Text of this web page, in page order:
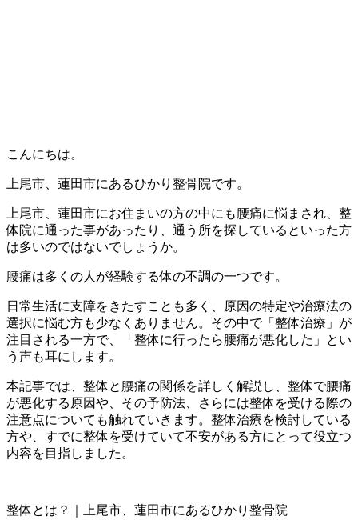
こんにちは。
上尾市、蓮田市にあるひかり整骨院です。
上尾市、蓮田市にお住まいの方の中にも腰痛に悩まされ、整
体院に通った事があったり、通う所を探しているといった方
は多いのではないでしょうか。
腰痛は多くの人が経験する体の不調の一つです。
日常生活に支障をきたすことも多く、原因の特定や治療法の
選択に悩む方も少なくありません。その中で「整体治療」が
注目される一方で、「整体に行ったら腰痛が悪化した」とい
う声も耳にします。
本記事では、整体と腰痛の関係を詳しく解説し、整体で腰痛
が悪化する原因や、その予防法、さらには整体を受ける際の
注意点についても触れていきます。整体治療を検討している
方や、すでに整体を受けていて不安がある方にとって役立つ
内容を目指しました。
整体とは？｜上尾市、蓮田市にあるひかり整骨院